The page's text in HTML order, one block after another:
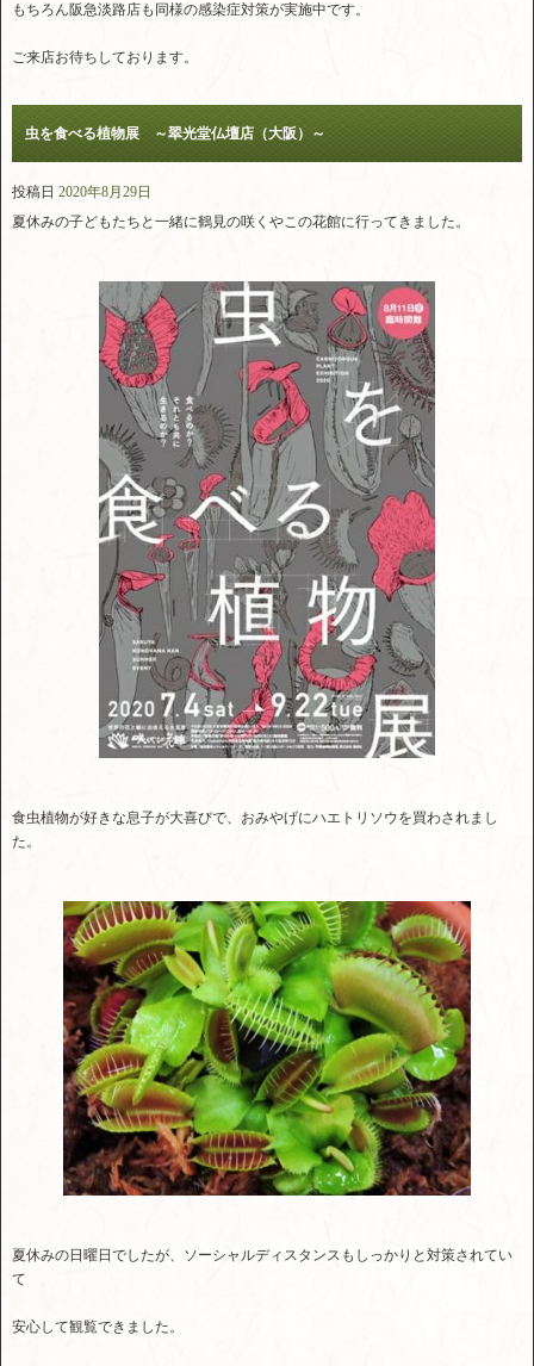
もちろん阪急淡路店も同様の感染症対策が実施中です。
ご来店お待ちしております。
虫を食べる植物展 ～翠光堂仏壇店（大阪）～
投稿日 2020年8月29日
夏休みの子どもたちと一緒に鶴見の咲くやこの花館に行ってきました。
食虫植物が好きな息子が大喜びで、おみやげにハエトリソウを買わされまし
た。
夏休みの日曜日でしたが、ソーシャルディスタンスもしっかりと対策されてい
て
安心して観覧できました。